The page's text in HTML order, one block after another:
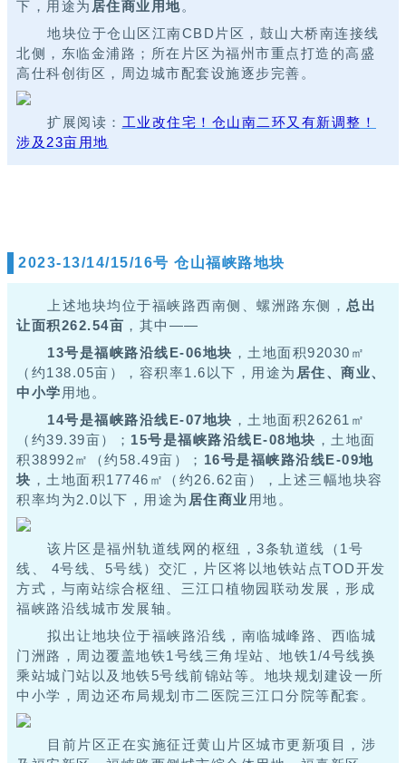
下，用途为 居住商业用地。
地块位于仓山区江南CBD片区，鼓山大桥南连接线
北侧，东临金浦路；所在片区为福州市重点打造的高盛
高仕科创街区，周边城市配套设施逐步完善。
扩展阅读： 工业改住宅！仓山南二环又有新调整！
涉及23亩用地
2023-13/14/15/16号 仓山福峡路地块
上述地块均位于福峡路西南侧、螺洲路东侧， 总出
让面积262.54亩 ，其中——
13号是福峡路沿线E-06地块 ，土地面积92030㎡
（约138.05亩），容积率1.6以下，用途为 居住、商业、
中小学 用地。
14号是福峡路沿线E-07地块 ，土地面积26261㎡
（约39.39亩）； 15号是福峡路沿线E-08地块 ，土地面
积38992㎡（约58.49亩）； 16号是福峡路沿线E-09地
块 ，土地面积17746㎡（约26.62亩），上述三幅地块容
积率均为2.0以下，用途为 居住商业 用地。
该片区是福州轨道线网的枢纽，3条轨道线（1号
线、 4号线、5号线）交汇，片区将以地铁站点TOD开发
方式，与南站综合枢纽、三江口植物园联动发展，形成
福峡路沿线城市发展轴。
拟出让地块位于福峡路沿线，南临城峰路、西临城
门洲路，周边覆盖地铁1号线三角埕站、地铁1/4号线换
乘站城门站以及地铁5号线前锦站等。 地块规划建设一所
中小学，周边还布局规划市二医院三江口分院等配套。
目前片区正在实施征迁黄山片区城市更新项目，涉